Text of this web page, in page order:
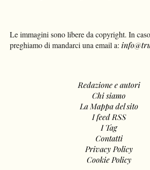
Le immagini sono libere da copyright. In
preghiamo di mandarci una email a:
Redazione e autori
Chi siamo
La Mappa del sito
I feed RSS
I Tag
Contatti
Privacy Policy
Cookie Policy